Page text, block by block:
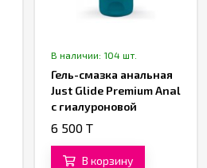
В наличии: 104 шт.
Гель-смазка анальная
Just Glide Premium Anal
с гиалуроновой
кислотой и пантенолом
6 500 T
В корзину